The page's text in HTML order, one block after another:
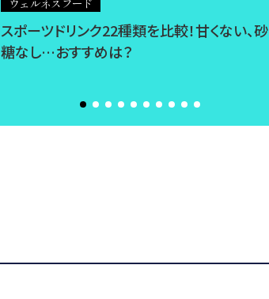
ウェルネスフード
スポーツドリンク22種類を比較！甘くない、砂
糖なし…おすすめは？